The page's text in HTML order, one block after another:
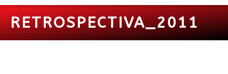
RETROSPECTIVA_2011